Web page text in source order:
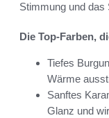
Stimmung und das
Die Top-Farben,
Tiefes
Wärme
Sanftes
Glanz und